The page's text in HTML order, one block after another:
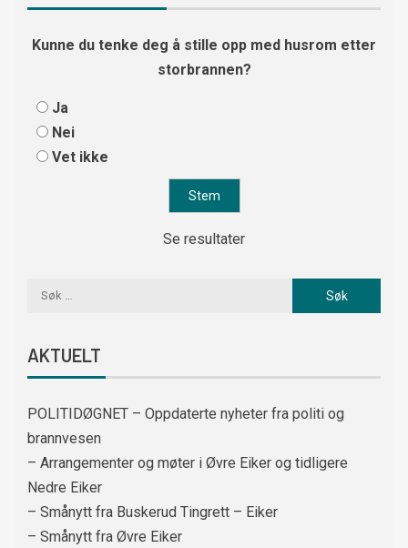
Kunne du tenke deg å stille opp med husrom etter
storbrannen?
Ja
Nei
Vet ikke
Se resultater
AKTUELT
POLITIDØGNET – Oppdaterte nyheter fra politi og
brannvesen
– Arrangementer og møter i Øvre Eiker og tidligere
Nedre Eiker
– Smånytt fra Buskerud Tingrett – Eiker
– Smånytt fra Øvre Eiker